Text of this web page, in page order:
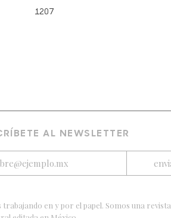
1207
AL NEWSLETTER
trabajando en y por el papel. Somos una revista